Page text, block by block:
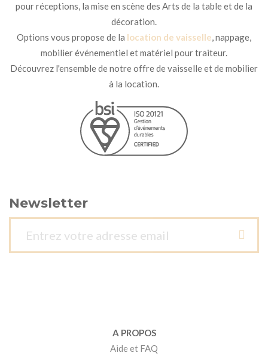
pour réceptions, la mise en scène des Arts de la table et de la
décoration.
Options vous propose de la location de vaisselle, nappage,
mobilier événementiel et matériel pour traiteur.
Découvrez l'ensemble de notre offre de vaisselle et de mobilier
à la location.
Newsletter
A PROPOS
Aide et FAQ